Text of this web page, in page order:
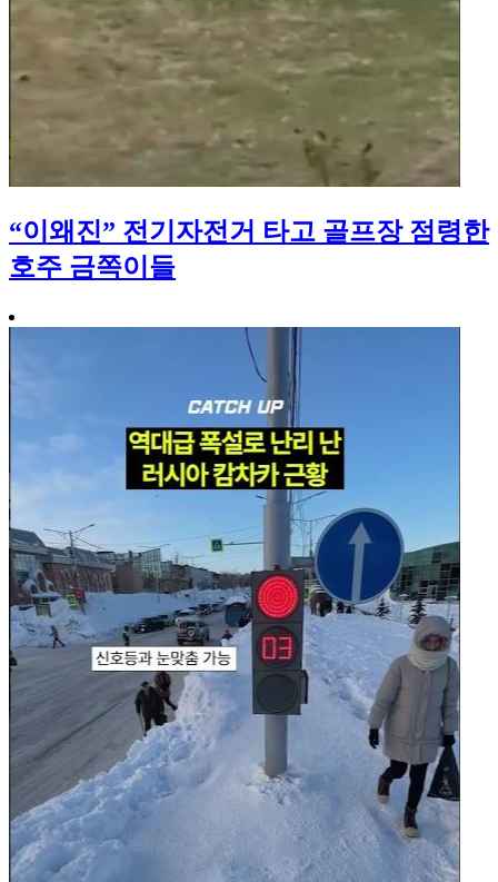
“이왜진” 전기자전거 타고 골프장 점령한
호주 금쪽이들